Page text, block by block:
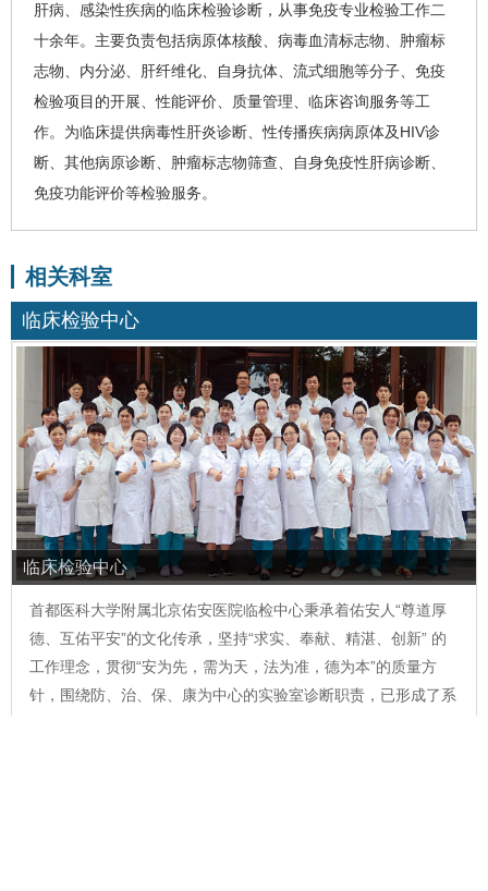
肝病、感染性疾病的临床检验诊断，从事免疫专业检验工作二
十余年。主要负责包括病原体核酸、病毒血清标志物、肿瘤标
志物、内分泌、肝纤维化、自身抗体、流式细胞等分子、免疫
检验项目的开展、性能评价、质量管理、临床咨询服务等工
作。为临床提供病毒性肝炎诊断、性传播疾病病原体及HIV诊
断、其他病原诊断、肿瘤标志物筛查、自身免疫性肝病诊断、
免疫功能评价等检验服务。
相关科室
临床检验中心
临床检验中心
首都医科大学附属北京佑安医院临检中心秉承着佑安人“尊道厚
德、互佑平安”的文化传承，坚持“求实、奉献、精湛、创新” 的
工作理念，贯彻“安为先，需为天，法为准，德为本”的质量方
针，围绕防、治、保、康为中心的实验室诊断职责，已形成了系